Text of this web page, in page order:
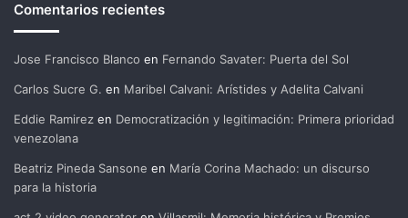
Comentarios recientes
Jose Francisco Blanco en Fernando Savater: Puerta del Sol
Carlos Sucre G. en Maribel Calvani: Arístides y Adelita Calvani
Eddie Ramirez en Democratización y legitimación: Primera prioridad
venezolana
Beatriz Pineda Sansone en María Corina Machado: un discurso
para la historia